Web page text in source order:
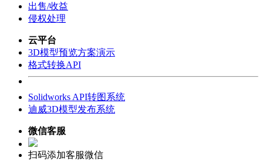
出售/收益
侵权处理
云平台
3D模型预览方案演示
格式转换API
Solidworks API转图系统
迪威3D模型发布系统
微信客服
扫码添加客服微信